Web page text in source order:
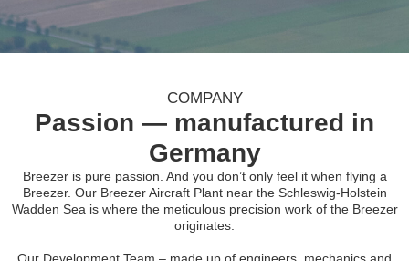
COMPANY
Passion — manufactured in
Germany
Breezer is pure passion. And you don’t only feel it when flying a
Breezer. Our Breezer Aircraft Plant near the Schleswig-Holstein
Wadden Sea is where the meticulous precision work of the Breezer
originates.